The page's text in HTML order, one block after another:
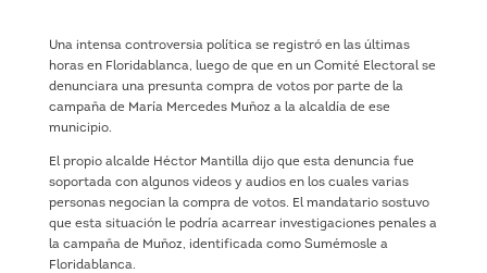
Una intensa controversia política se registró en las últimas
horas en Floridablanca, luego de que en un Comité Electoral se
denunciara una presunta compra de votos por parte de la
campaña de María Mercedes Muñoz a la alcaldía de ese
municipio.
El propio alcalde Héctor Mantilla dijo que esta denuncia fue
soportada con algunos videos y audios en los cuales varias
personas negocian la compra de votos. El mandatario sostuvo
que esta situación le podría acarrear investigaciones penales a
la campaña de Muñoz, identificada como Sumémosle a
Floridablanca.